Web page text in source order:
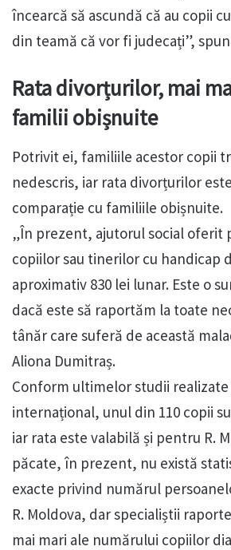
încearcă să ascundă că au copii
din teamă că vor fi judecați”,
Rata divorțurilor, mai
familii obișnuite
Potrivit ei, familiile acestor copii
nedescris, iar rata divorțurilor
comparație cu familiile obișnuite.
„În prezent, ajutorul social oferit
copiilor sau tinerilor cu handicap
aproximativ 830 lei lunar. Este o
dacă este să raportăm la toate
tânăr care suferă de această
Aliona Dumitraș.
Conform ultimelor studii
internațional, unul din 110 copii
iar rata este valabilă și pentru R.
păcate, în prezent, nu există
exacte privind numărul
R. Moldova, dar specialiștii
mai mari ale numărului copiilor